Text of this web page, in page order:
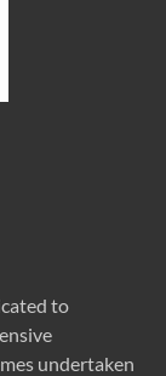
to
undertaken